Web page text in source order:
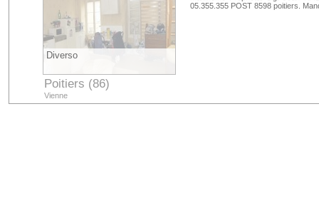
Diverso
Poitiers (86)
Vienne
05.355.355 POST 8598 poitiers.